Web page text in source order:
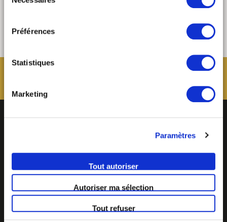
cookies (sauf cookies nécessaires) en cliquant sur « tout
paramétrer vos choix en fonction de la finalité des
autoriser ma sélection ». Vous pouvez retirer votre
consentement à tout moment via notre outil de
relative aux cookies sous l’onglet « mentions légales ».
Préférences
Statistiques
Marketing
Paramètres
Tout autoriser
Autoriser ma sélection
Tout refuser
BECOME MOB
MOB HOTEL se développe en un véritable mouvement